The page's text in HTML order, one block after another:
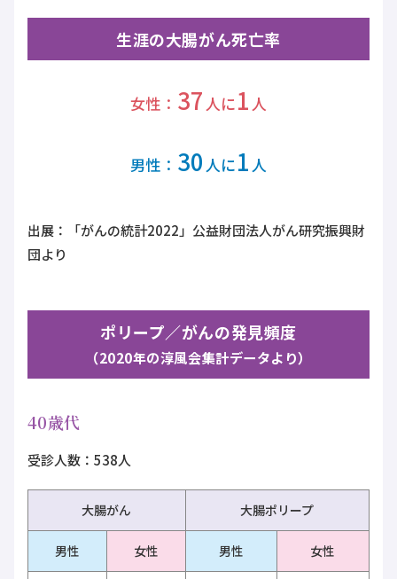
生涯の大腸がん死亡率
女性： 37 人に1 人
男性： 30 人に1 人
出展：「がんの統計2022」公益財団法人がん研究振興財
団より
ポリープ／がんの発見頻度
（2020年の淳風会集計データより）
40歳代
受診人数：538人
大腸がん 大腸ポリープ
男性 女性 男性 女性